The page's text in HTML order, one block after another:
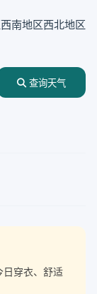
西南地区西北地区
查询天气
穿衣、舒适